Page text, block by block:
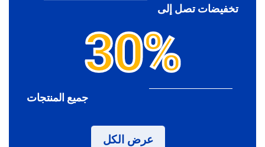
تخفيضات تصل إلى
30%
جميع المنتجات
عرض الكل